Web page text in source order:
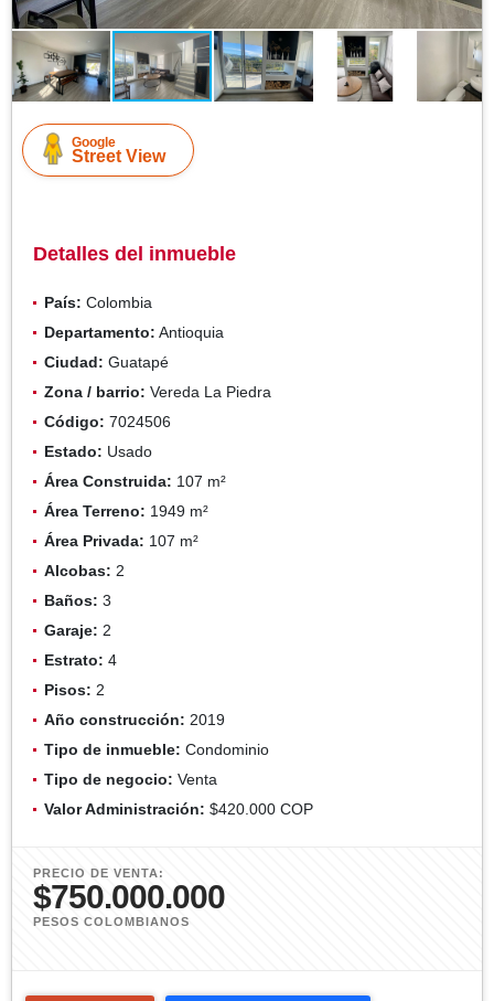
Google
Street View
Detalles del inmueble
País: Colombia
Departamento: Antioquia
Ciudad: Guatapé
Zona / barrio: Vereda La Piedra
Código: 7024506
Estado: Usado
Área Construida: 107 m²
Área Terreno: 1949 m²
Área Privada: 107 m²
Alcobas: 2
Baños: 3
Garaje: 2
Estrato: 4
Pisos: 2
Año construcción: 2019
Tipo de inmueble: Condominio
Tipo de negocio: Venta
Valor Administración: $420.000 COP
PRECIO DE VENTA:
$750.000.000
PESOS COLOMBIANOS